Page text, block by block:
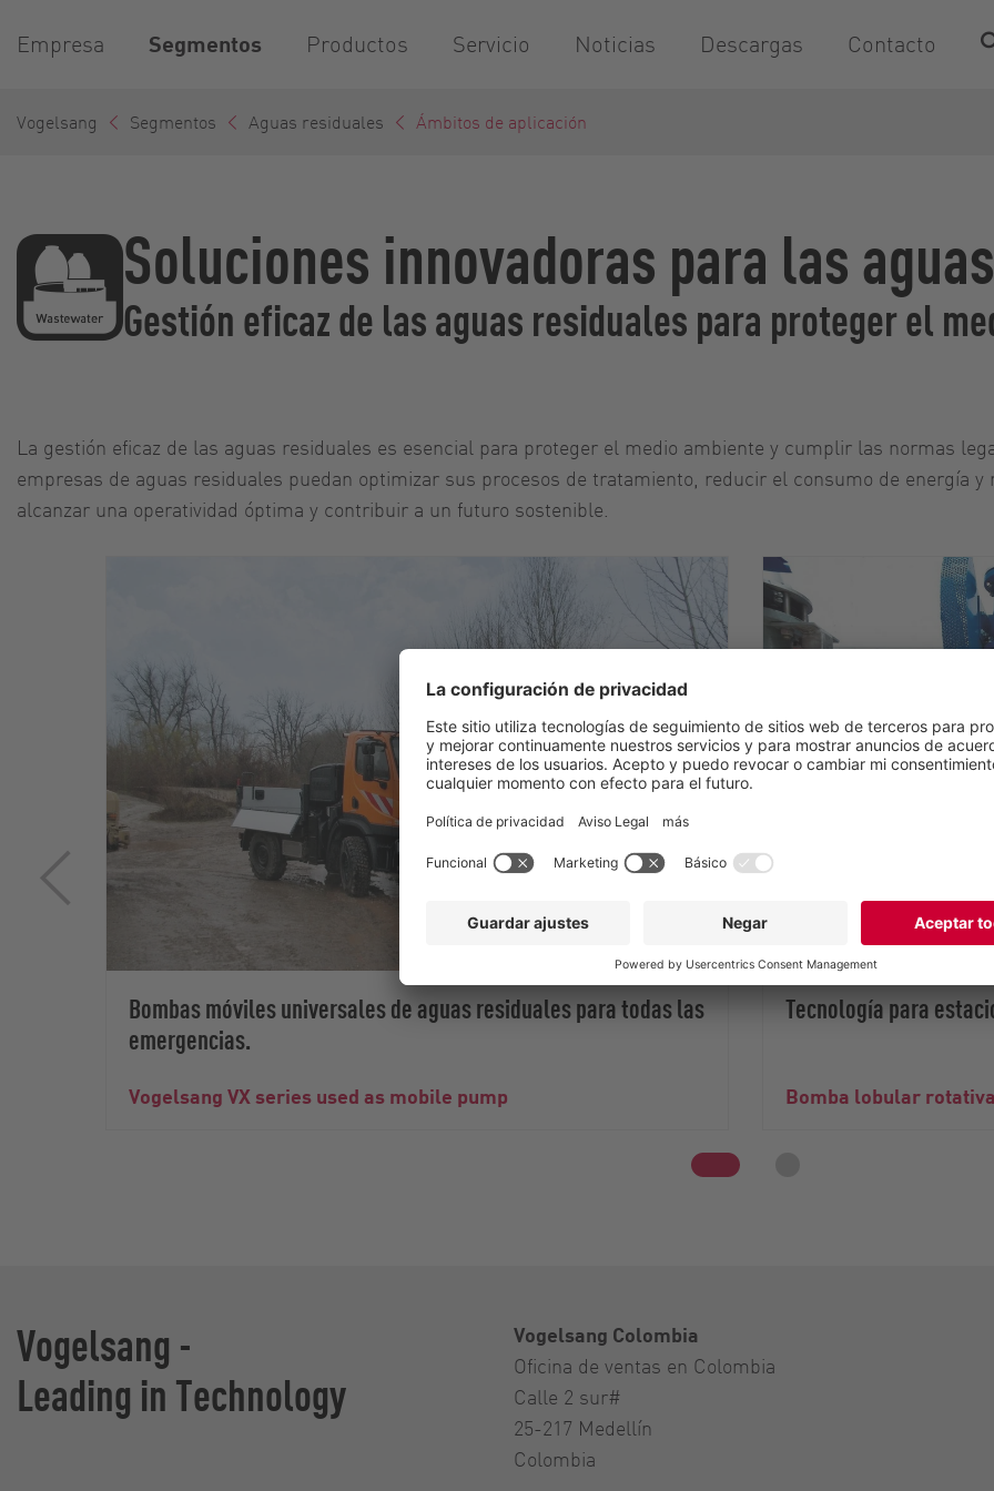
Empresa Segmentos Productos Servicio Noticias Descargas Contacto
Vogelsang Segmentos Aguas residuales Ámbitos de aplicación
Soluciones innovadoras para las
Gestión eficaz de las aguas residuales para proteger el
La gestión eficaz de las aguas residuales es esencial para proteger el medio ambiente y cumplir las normas
empresas de aguas residuales puedan optimizar sus procesos de tratamiento, reducir el consumo de energía
alcanzar una operatividad óptima y contribuir a un futuro sostenible.
Bombas móviles universales de aguas residuales para todas las
emergencias.
Vogelsang VX series used as mobile pump
Tecnología para
Bomba lobular
Vogelsang -
Leading in Technology
Vogelsang Colombia
Oficina de ventas en Colombia
Calle 2 sur#
25-217 Medellín
Colombia